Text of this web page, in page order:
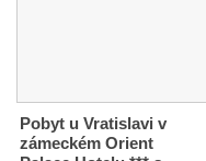
Pobyt u Vratislavi v
zámeckém Orient